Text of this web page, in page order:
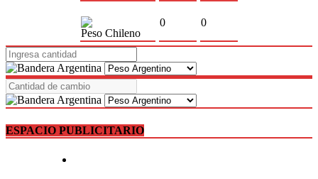
Peso Chileno
0 0
ESPACIO PUBLICITARIO